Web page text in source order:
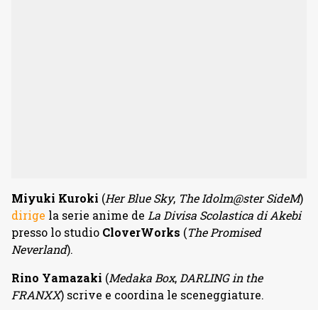
Miyuki Kuroki (Her Blue Sky, The Idolm@ster SideM)
dirige la serie anime de La Divisa Scolastica di Akebi
presso lo studio CloverWorks (The Promised
Neverland).
Rino Yamazaki (Medaka Box,DARLING in the
FRANXX) scrive e coordina le sceneggiature.